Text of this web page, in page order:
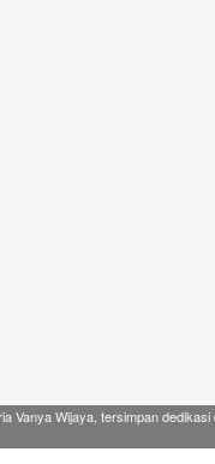
Vanya Wijaya, tersimpan